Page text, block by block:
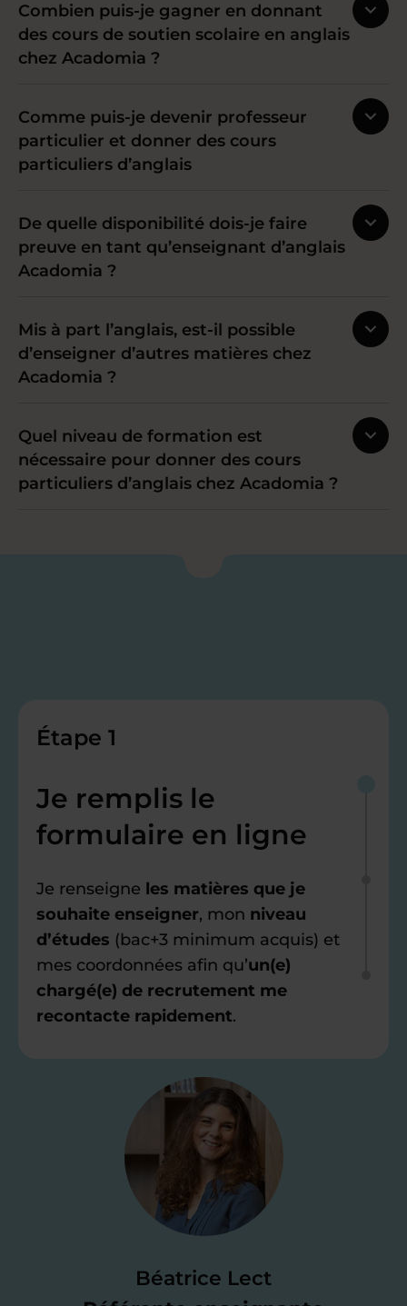
Combien puis-je gagner en donnant
des cours de soutien scolaire en anglais
chez Acadomia ?
Comme puis-je devenir professeur
particulier et donner des cours
particuliers d’anglais
De quelle disponibilité dois-je faire
preuve en tant qu’enseignant d’anglais
Acadomia ?
Mis à part l’anglais, est-il possible
d’enseigner d’autres matières chez
Acadomia ?
Quel niveau de formation est
nécessaire pour donner des cours
particuliers d’anglais chez Acadomia ?
Béatrice Lect
Étape 1
Je remplis le
formulaire en ligne
Je renseigne les matières que je
souhaite enseigner, mon niveau
d’études (bac+3 minimum acquis) et
mes coordonnées afin qu’un(e)
chargé(e) de recrutement me
recontacte rapidement.
Je valide ma
candidature
test de 15 minutes
des programmes scolaires(et pouvoir
me mettre à jour au besoin) et